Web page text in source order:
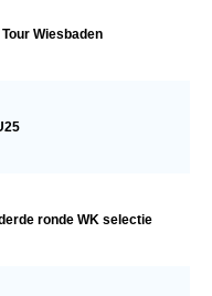
Wiesbaden
ronde WK selectie